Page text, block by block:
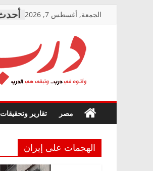
الجمعة, أغسطس 7, 2026
درب
في
درب..
هي
الدرب
مصر تقارير وتحقيقات
الهجمات على إيران